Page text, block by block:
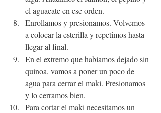
el aguacate en ese orden.
Enrollamos y presionamos. Volvemos
a colocar la esterilla y repetimos hasta
llegar al final.
En el extremo que habíamos dejado sin
quinoa, vamos a poner un poco de
agua para cerrar el maki. Presionamos
y lo cerramos bien.
Para cortar el maki necesitamos un